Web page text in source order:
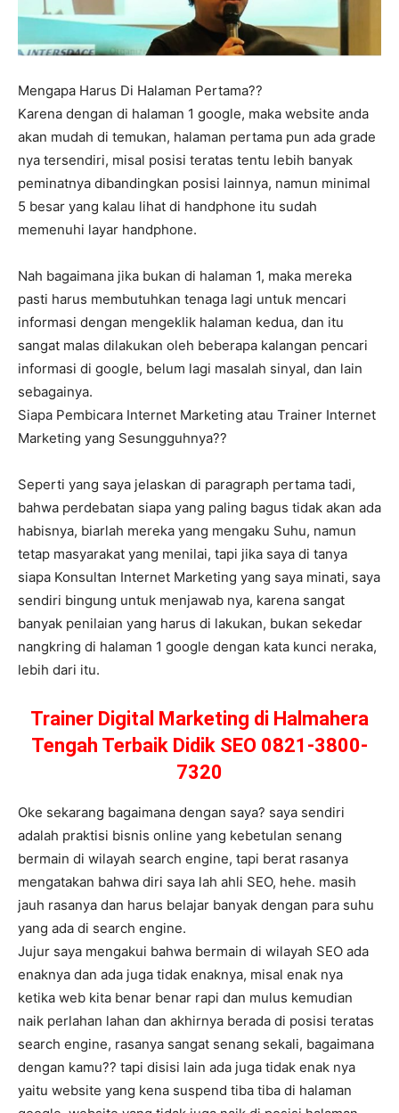
Mengapa Harus Di Halaman Pertama??
Karena dengan di halaman 1 google, maka website anda
akan mudah di temukan, halaman pertama pun ada grade
nya tersendiri, misal posisi teratas tentu lebih banyak
peminatnya dibandingkan posisi lainnya, namun minimal
5 besar yang kalau lihat di handphone itu sudah
memenuhi layar handphone.
Nah bagaimana jika bukan di halaman 1, maka mereka
pasti harus membutuhkan tenaga lagi untuk mencari
informasi dengan mengeklik halaman kedua, dan itu
sangat malas dilakukan oleh beberapa kalangan pencari
informasi di google, belum lagi masalah sinyal, dan lain
sebagainya.
Siapa Pembicara Internet Marketing atau Trainer Internet
Marketing yang Sesungguhnya??
Seperti yang saya jelaskan di paragraph pertama tadi,
bahwa perdebatan siapa yang paling bagus tidak akan ada
habisnya, biarlah mereka yang mengaku Suhu, namun
tetap masyarakat yang menilai, tapi jika saya di tanya
siapa Konsultan Internet Marketing yang saya minati, saya
sendiri bingung untuk menjawab nya, karena sangat
banyak penilaian yang harus di lakukan, bukan sekedar
nangkring di halaman 1 google dengan kata kunci neraka,
lebih dari itu.
Trainer Digital Marketing di Halmahera
Tengah Terbaik Didik SEO 0821-3800-
7320
Oke sekarang bagaimana dengan saya? saya sendiri
adalah praktisi bisnis online yang kebetulan senang
bermain di wilayah search engine, tapi berat rasanya
mengatakan bahwa diri saya lah ahli SEO, hehe. masih
jauh rasanya dan harus belajar banyak dengan para suhu
yang ada di search engine.
Jujur saya mengakui bahwa bermain di wilayah SEO ada
enaknya dan ada juga tidak enaknya, misal enak nya
ketika web kita benar benar rapi dan mulus kemudian
naik perlahan lahan dan akhirnya berada di posisi teratas
search engine, rasanya sangat senang sekali, bagaimana
dengan kamu?? tapi disisi lain ada juga tidak enak nya
yaitu website yang kena suspend tiba tiba di halaman